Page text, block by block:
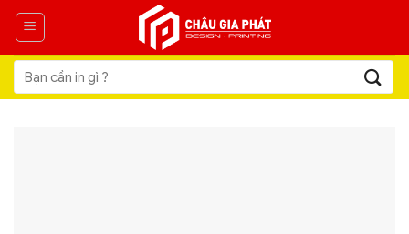
Skip
content
Tìm
kiếm: